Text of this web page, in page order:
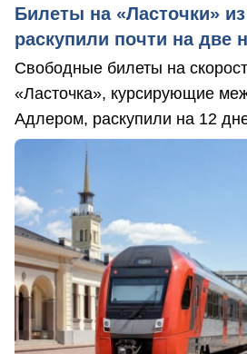
Билеты на «Ласточки»
раскупили почти на две
Свободные билеты на
«Ласточка», курсирующие
Адлером, раскупили на 12